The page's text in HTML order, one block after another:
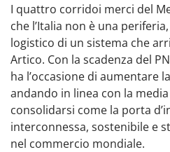
I quattro corridoi merci del
che l’Italia non è una
logistico di un sistema che
Artico. Con la scadenza del
ha l’occasione di aumentare
andando in linea con la
consolidarsi come la porta
interconnessa, sostenibile e
nel commercio mondiale.